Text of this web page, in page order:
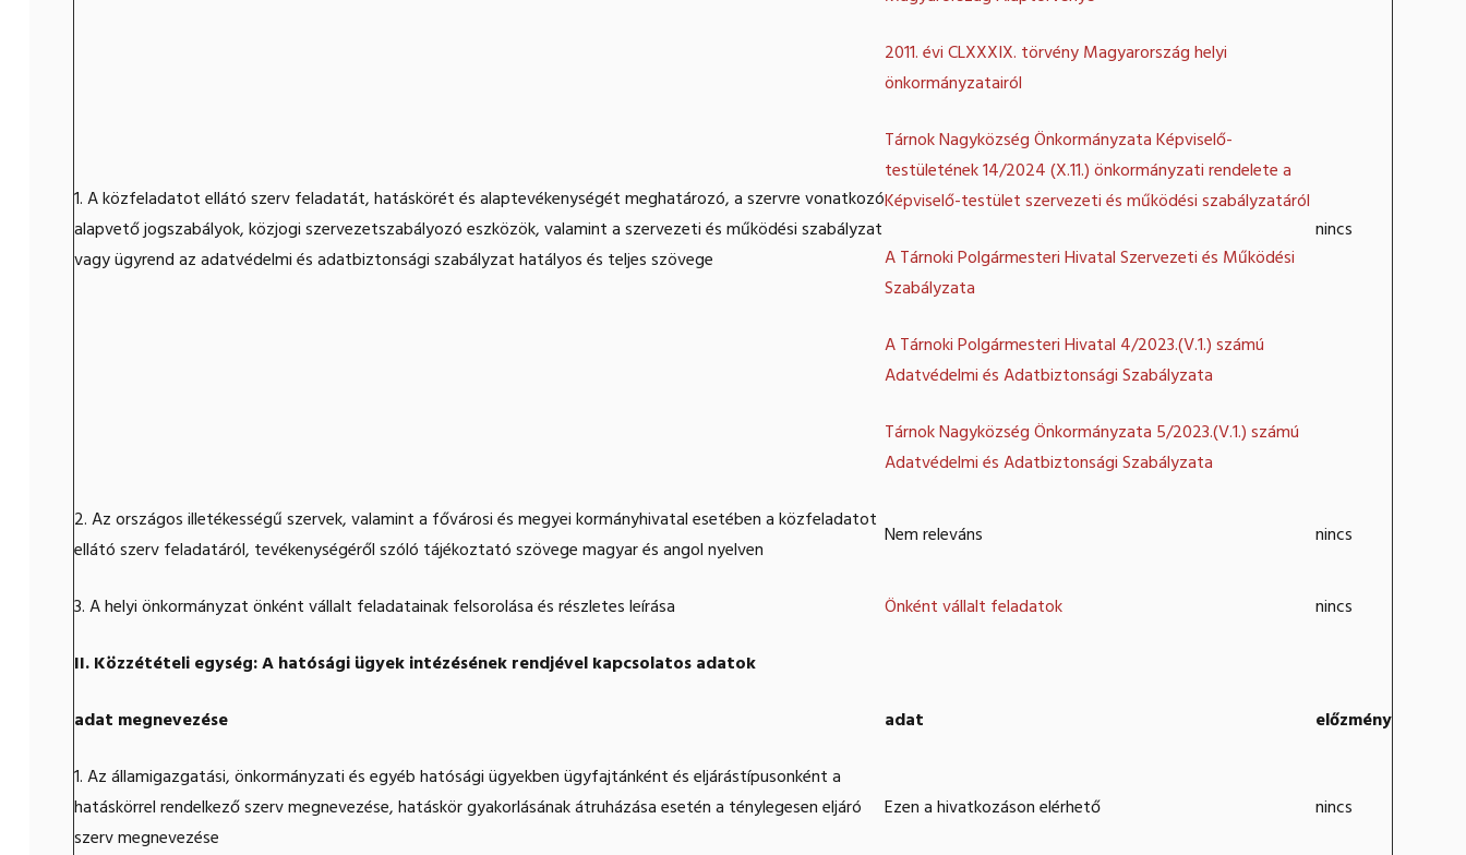
1. A közfeladatot ellátó szerv feladatát, hatáskörét és alaptevékenységét meghatározó, a szervre vonatkozó
alapvető jogszabályok, közjogi szervezetszabályozó eszközök, valamint a szervezeti és működési szabályzat
vagy ügyrend az adatvédelmi és adatbiztonsági szabályzat hatályos és teljes szövege
2011. évi CLXXXIX. törvény Magyarország helyi
önkormányzatairól
Tárnok Nagyközség Önkormányzata Képviselő-
testületének 14/2024 (X.11.) önkormányzati rendelete a
Képviselő-testület szervezeti és működési szabályzatáról
A Tárnoki Polgármesteri Hivatal Szervezeti és Működési
Szabályzata
A Tárnoki Polgármesteri Hivatal 4/2023.(V.1.) számú
Adatvédelmi és Adatbiztonsági Szabályzata
Tárnok Nagyközség Önkormányzata 5/2023.(V.1.) számú
Adatvédelmi és Adatbiztonsági Szabályzata
nincs
2. Az országos illetékességű szervek, valamint a fővárosi és megyei kormányhivatal esetében a közfeladatot
ellátó szerv feladatáról, tevékenységéről szóló tájékoztató szövege magyar és angol nyelven
Nem releváns nincs
3. A helyi önkormányzat önként vállalt feladatainak felsorolása és részletes leírása Önként vállalt feladatok
nincs
II. Közzétételi egység: A hatósági ügyek intézésének rendjével kapcsolatos adatok
adat megnevezése
adat
előzmény
1. Az államigazgatási, önkormányzati és egyéb hatósági ügyekben ügyfajtánként és eljárástípusonként a
hatáskörrel rendelkező szerv megnevezése, hatáskör gyakorlásának átruházása esetén a ténylegesen eljáró
szerv megnevezése
Ezen a hivatkozáson elérhető nincs